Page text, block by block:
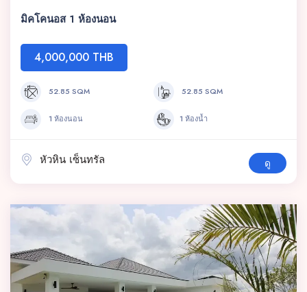
มิคโคนอส 1 ห้องนอน
4,000,000 THB
52.85 SQM 52.85 SQM
1 ห้องนอน 1 ห้องน้ำ
หัวหิน เซ็นทรัล ดู